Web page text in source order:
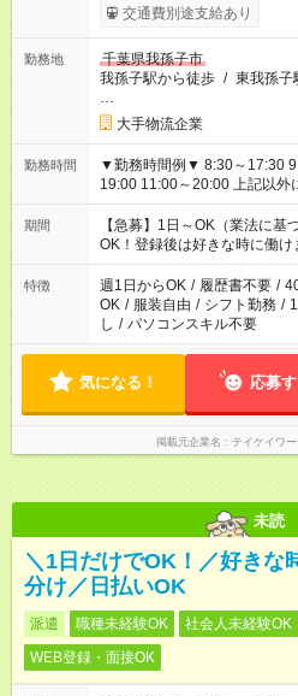
交通費別途支給あり
勤務地
千葉県我孫子市
我孫子駅から徒歩 / 東我孫子
…
大手物流企業
勤務時間
▼勤務時間例▼ 8:30～17:30 9:00～17:00 9:00～18:00 10:00～
19:00 11:00～20:00 上記以外にもシフトパターンあり！ ご都合
に合わせてお仕事をご案内し
期間
【急募】1日～OK（業法に基
OK！登録後は好きな時に働け
特徴 週1日からOK / 履歴書不要 /
OK / 服装自由 / シフト勤務 /
し / パソコンスキル不要
気になる！ 応募
掲載元企業名 テイケイワ
未読
＼1日だけでOK！／好きな
分け／日払いOK
派遣 職種未経験OK 社会人未経験OK
WEB登録・面接OK